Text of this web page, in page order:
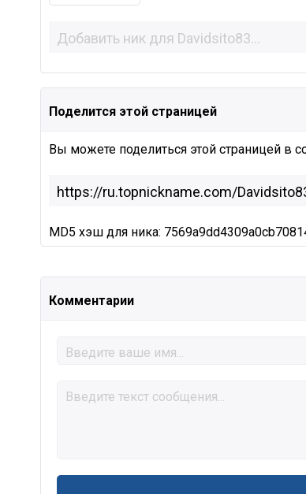
Поделится этой страницей
Вы можете поделиться этой страницей в
MD5 хэш для ника:
Комментарии